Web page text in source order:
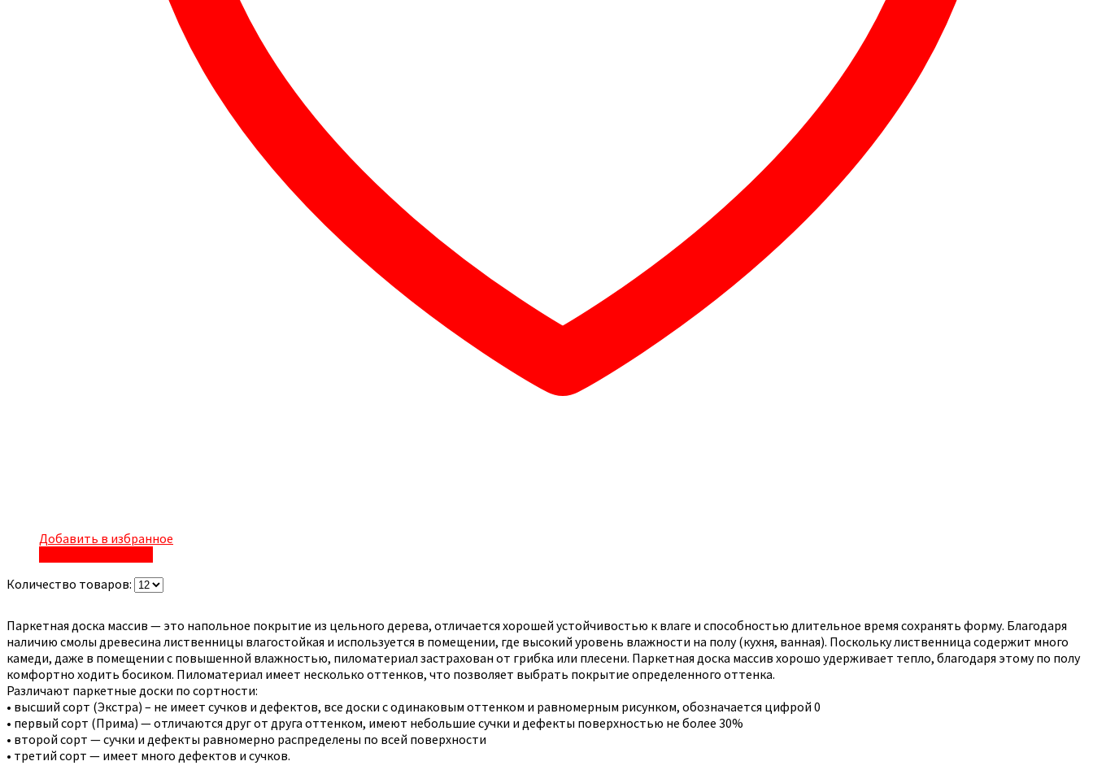
Добавить в избранное
Количество товаров:
Паркетная доска массив — это напольное покрытие из цельного дерева, отличается хорошей устойчивостью к влаге и способностью длительное время сохранять форму. Благодаря
наличию смолы древесина лиственницы влагостойкая и используется в помещении, где высокий уровень влажности на полу (кухня, ванная). Поскольку лиственница содержит много
камеди, даже в помещении с повышенной влажностью, пиломатериал застрахован от грибка или плесени. Паркетная доска массив хорошо удерживает тепло, благодаря этому по полу
комфортно ходить босиком. Пиломатериал имеет несколько оттенков, что позволяет выбрать покрытие определенного оттенка.
Различают паркетные доски по сортности:
• высший сорт (Экстра) – не имеет сучков и дефектов, все доски с одинаковым оттенком и равномерным рисунком, обозначается цифрой 0
• первый сорт (Прима) — отличаются друг от друга оттенком, имеют небольшие сучки и дефекты поверхностью не более 30%
• второй сорт — сучки и дефекты равномерно распределены по всей поверхности
• третий сорт — имеет много дефектов и сучков.